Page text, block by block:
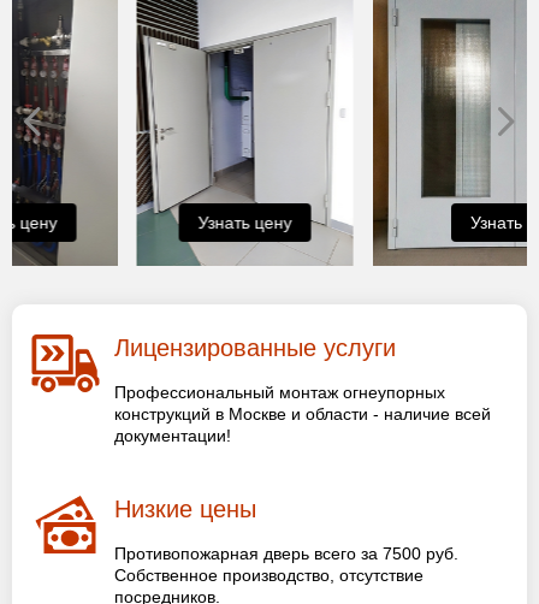
Узнать цену
Лицензированные услуги
Профессиональный монтаж огнеупорных
конструкций в Москве и области - наличие всей
документации!
Низкие цены
Противопожарная дверь всего за 7500 руб.
Собственное производство, отсутствие
посредников.